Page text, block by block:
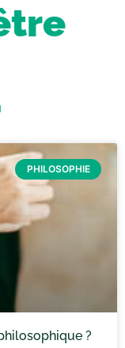
PHILOSOPHIE
?